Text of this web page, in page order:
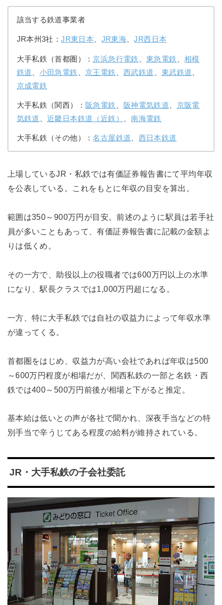
該当する鉄道事業者
JR本州3社：JR東日本、 JR東海、JR西日本
大手私鉄（首都圏）：京浜急行電鉄 、東急電鉄 、相模
鉄道
小田急電鉄 、京王電鉄 西武鉄道 東武鉄道
京成電鉄
大手私鉄（関西）： 阪急電鉄 阪神電気鉄道
京阪電
気鉄道
、近畿日本鉄道（近鉄） 、南海電鉄
大手私鉄（その他）：名古屋鉄道 西日本鉄道
上場しているJR・私鉄では有価証券報告書にて平均年収
を公表している。これをもとに年収の目安を算出。
範囲は350～900万円が目安。前述のように駅員は若手社
員が多いこともあって、有価証券報告書に記載の金額よ
りは低くめ。
その一方で、助役以上の役職者では600万円以上の水準
になり、駅長クラスでは1,000万円超になる。
一方、特に大手私鉄では自社の収益力によって年収水準
が違ってくる。
首都圏をはじめ、収益力が高い会社であれば年収は500
～600万円程度が相場だが、関西私鉄の一部と名鉄・西
鉄では400～500万円前後が相場と下がると推定。
基本給は低いとの声が各社で聞かれ、深夜手当などの特
別手当で辛うじてある程度の給料が維持されている。
JR・大手私鉄の子会社委託